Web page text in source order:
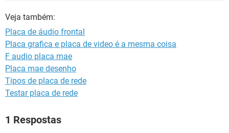
GUIA DE COMPRAS
Veja também:
Placa de áudio frontal
Placa grafica e placa de video é a mesma coisa
F audio placa mae
Placa mae desenho
Tipos de placa de rede
Testar placa de rede
1 Respostas